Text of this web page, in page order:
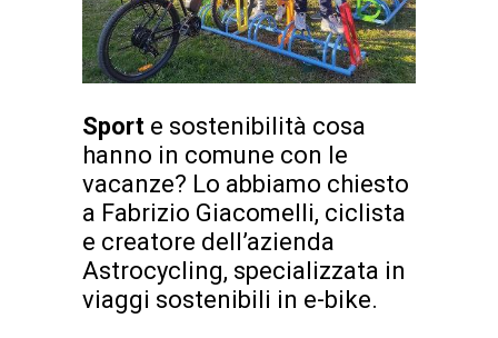
Sport e sostenibilità cosa
hanno in comune con le
vacanze? Lo abbiamo chiesto
a Fabrizio Giacomelli, ciclista
e creatore dell’azienda
Astrocycling, specializzata in
viaggi sostenibili in e-bike.